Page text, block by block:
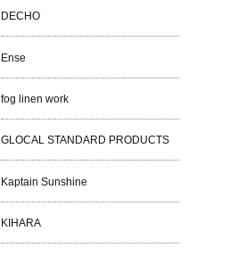
DECHO
Ense
fog linen work
GLOCAL STANDARD PRODUCTS
Kaptain Sunshine
KIHARA